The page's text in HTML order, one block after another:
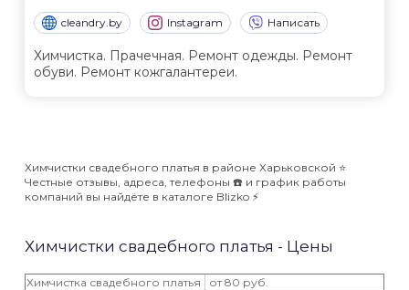
cleandry.by Instagram Написать
Химчистка. Прачечная. Ремонт одежды. Ремонт
обуви. Ремонт кожгалантереи.
Химчистки свадебного платья в районе Харьковской ⭐️
Честные отзывы, адреса, телефоны ☎️ и график работы
компаний вы найдёте в каталоге Blizko ⚡️
Химчистки свадебного платья - Цены
Химчистка свадебного платья
от 80 руб.